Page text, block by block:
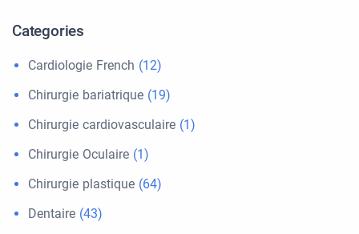
Categories
Cardiologie French (12)
Chirurgie bariatrique (19)
Chirurgie cardiovasculaire (1)
Chirurgie Oculaire (1)
Chirurgie plastique (64)
Dentaire (43)